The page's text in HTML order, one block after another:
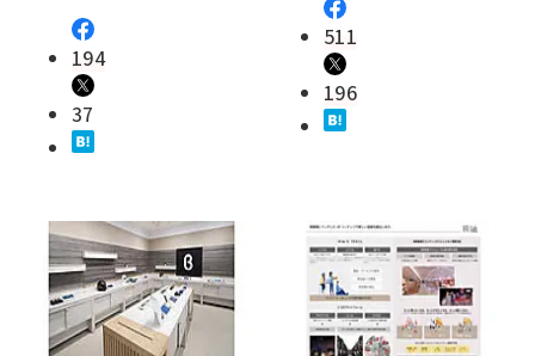
194
37
511
196